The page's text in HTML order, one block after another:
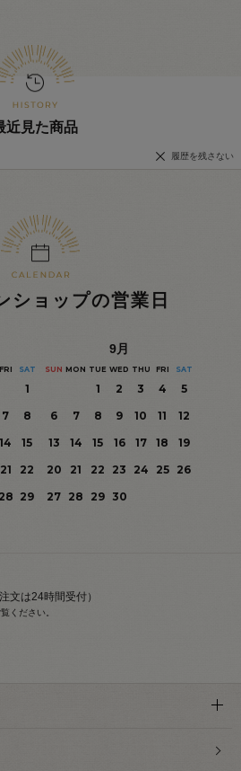
近見た商品
履歴を残さない
ショップの営業日
FRI SAT
1
7
8
14
15
21
22
28 29
9月
SUN MON TUE WED THU FRI SAT
1 2 3 4
5
6
7 8 9 10 11
12
13
14 15 16 17 18
19
20
21 22 23 24 25
26
27 28 29 30
文は24時間受付）
ください。